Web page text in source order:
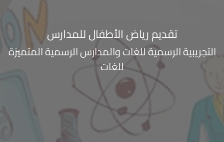
تقديم رياض الأطفال للمدارس
التجريبية الرسمية للغات والمدارس الرسمية المتميزة
للغات